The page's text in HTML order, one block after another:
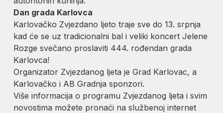
Dan grada Karlovca
Karlovačko Zvjezdano ljeto traje sve do 13. srpnja
kad će se uz tradicionalni bal i veliki koncert Jelene
Rozge svečano proslaviti 444. rođendan grada
Karlovca!
Organizator Zvjezdanog ljeta je Grad Karlovac, a
Karlovačko i AB Gradnja sponzori.
Više informacija o programu Zvjezdanog ljeta i svim
novostima možete pronaći na službenoj internet